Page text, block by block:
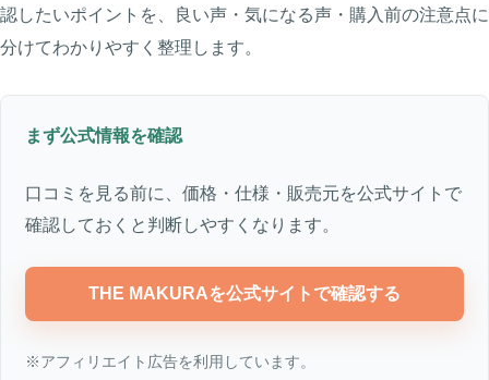
認したいポイントを、良い声・気になる声・購入前の注意点に
分けてわかりやすく整理します。
まず公式情報を確認
口コミを見る前に、価格・仕様・販売元を公式サイトで
確認しておくと判断しやすくなります。
THE MAKURAを公式サイトで確認する
※アフィリエイト広告を利用しています。